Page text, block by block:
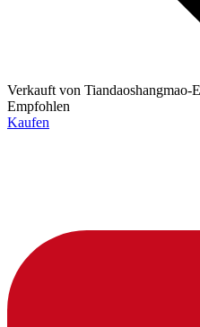
Verkauft von Tiandaoshangmao-
Empfohlen
Kaufen